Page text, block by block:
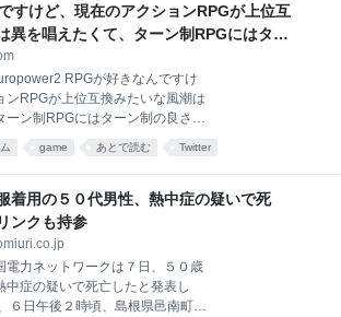
を誤りやすい環境でもあります。
ていただけなのに、いつの間に
ほしい」 「一番のファンだと思わ
ら、何か返してほしい」 という方
とがあります。 本人には悪気がな
、 「断りにくい」 「気を遣う」
「自分の人生へ入り込まれてい
すけど、現在のアクションRPGが上位互
異を唱えたくて、ターン制RPGにはター
と思ってます 一手をじっくり考えられた
たりできるのがターン制の良さじゃない
ン制を煮詰めて欲しい→「既出だと思う
ストラベラーを推したい(´・ω・｀)」
RPGが好きなんですけ
ンRPGが上位互換みたいな風潮は
ーン制RPGにはターン制の良さが
手をじっくり考えられたり、途中
のがターン制の良さじゃないです
game あとで読む Twitter
着用の５０代男性、熱中症の疑いで死
ンクも持参
電力ネットワークは７日、５０歳
中症の疑いで死亡したと発表し
６日午後２時頃、島根県邑南町の